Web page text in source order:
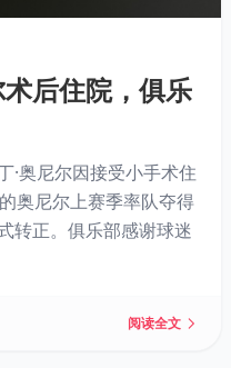
后住院，俱乐
·奥尼尔因接受小手术住
奥尼尔上赛季率队夺得
转正。俱乐部感谢球迷
阅读全文